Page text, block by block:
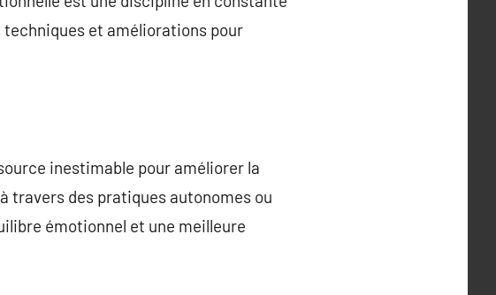
et améliorations pour
inestimable pour améliorer la
travers des pratiques autonomes ou
émotionnel et une meilleure